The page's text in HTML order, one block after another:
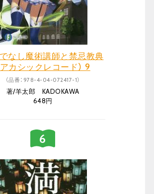
なし魔術講師と禁忌教典
アカシックレコード） 9
（品番：978-4-04-072417-1）
著/羊太郎 KADOKAWA
648円